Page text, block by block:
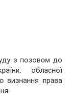
з позовом до
обласної
визнання права